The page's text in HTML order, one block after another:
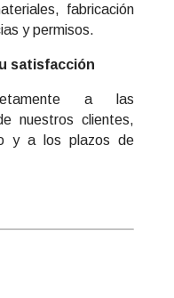
fabricación
y permisos.
satisfacción
a las
nuestros clientes,
y a los plazos de